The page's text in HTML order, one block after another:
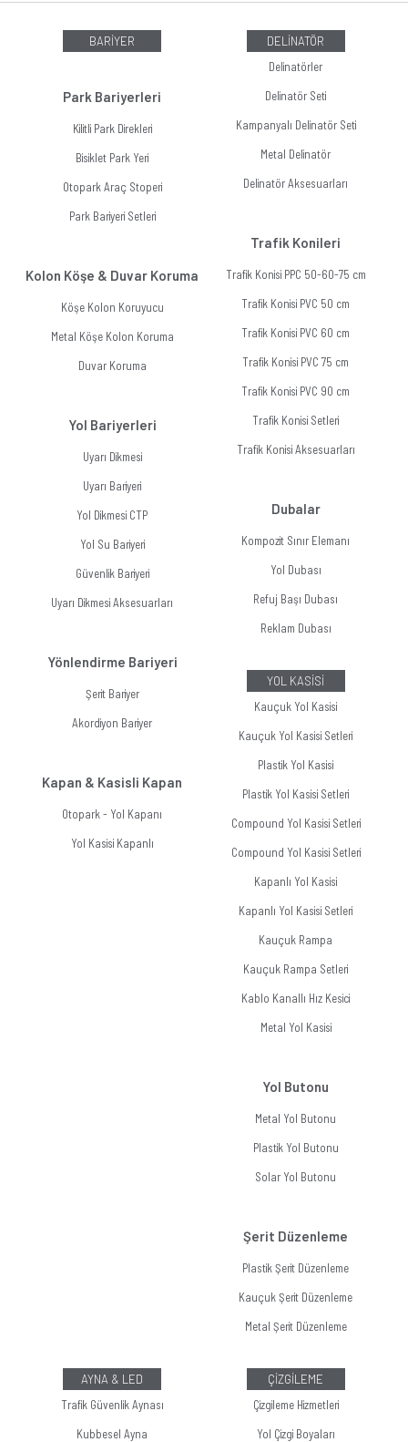
BARİYER
Park Bariyerleri
Kilitli Park Direkleri
Bisiklet Park Yeri
Otopark Araç Stoperi
Park Bariyeri Setleri
Kolon Köşe & Duvar Koruma
Köşe Kolon Koruyucu
Metal Köşe Kolon Koruma
Duvar Koruma
Yol Bariyerleri
Uyarı Dikmesi
Uyarı Bariyeri
Yol Dikmesi CTP
Yol Su Bariyeri
Güvenlik Bariyeri
Uyarı Dikmesi Aksesuarları
Yönlendirme Bariyeri
Şerit Bariyer
Akordiyon Bariyer
Kapan & Kasisli Kapan
Otopark - Yol Kapanı
Yol Kasisi Kapanlı
DELİNATÖR
Delinatörler
Delinatör Seti
Kampanyalı Delinatör Seti
Metal Delinatör
Delinatör Aksesuarları
Trafik Konileri
Trafik Konisi PPC 50-60-75 cm
Trafik Konisi PVC 50 cm
Trafik Konisi PVC 60 cm
Trafik Konisi PVC 75 cm
Trafik Konisi PVC 90 cm
Trafik Konisi Setleri
Trafik Konisi Aksesuarları
Dubalar
Kompozit Sınır Elemanı
Yol Dubası
Refuj Başı Dubası
Reklam Dubası
YOL KASİSİ
Kauçuk Yol Kasisi
Kauçuk Yol Kasisi Setleri
Plastik Yol Kasisi
Plastik Yol Kasisi Setleri
Compound Yol Kasisi Setleri
Compound Yol Kasisi Setleri
Kapanlı Yol Kasisi
Kapanlı Yol Kasisi Setleri
Kauçuk Rampa
Kauçuk Rampa Setleri
Kablo Kanallı Hız Kesici
Metal Yol Kasisi
Yol Butonu
Metal Yol Butonu
Plastik Yol Butonu
Solar Yol Butonu
Şerit Düzenleme
Plastik Şerit Düzenleme
Kauçuk Şerit Düzenleme
Metal Şerit Düzenleme
AYNA & LED
Trafik Güvenlik Aynası
Kubbesel Ayna
ÇİZGİLEME
Çizgileme Hizmetleri
Yol Çizgi Boyaları